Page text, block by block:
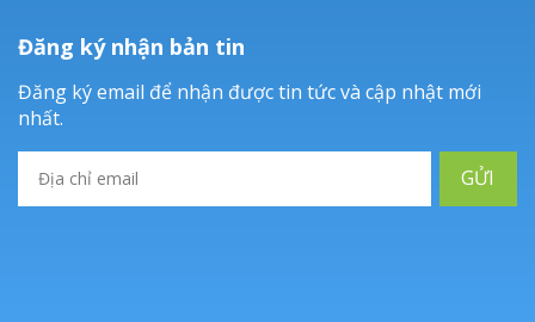
Đăng ký nhận bản tin
Đăng ký email để nhận được tin tức và cập nhật mới
nhất.
GỬI